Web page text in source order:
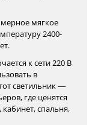
мягкое
2400-
к сети 220 В
в
светильник —
где ценятся
кабинет, спальня,